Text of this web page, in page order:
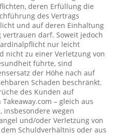
deren Erfüllung die
des Vertrags
und auf deren Einhaltung
darf. Soweit jedoch
nur leicht
nicht zu einer Verletzung von
führte, sind
der Höhe nach auf
Schaden beschränkt.
des Kunden auf
– gleich aus
insbesondere wegen
und/oder Verletzung von
Schuldverhältnis oder aus